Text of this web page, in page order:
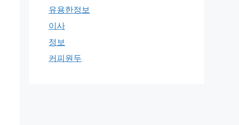
유용한정보
이사
정보
커피원두